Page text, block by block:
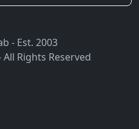
- Est. 2003
Rights Reserved